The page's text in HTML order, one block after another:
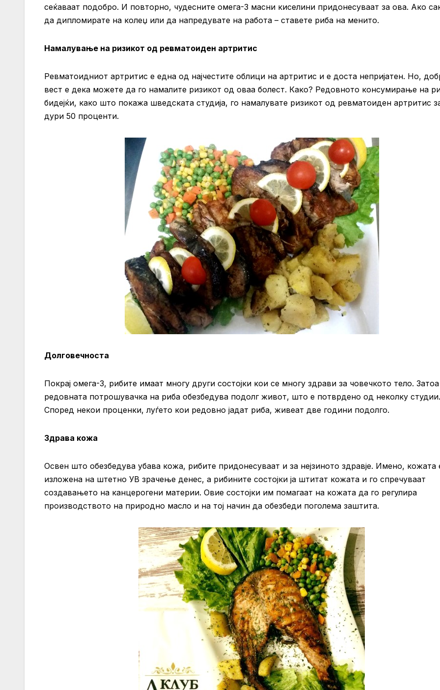
сеќаваат подобро. И повторно, чудесните омега-3 масни киселини придонесуваат за ова. Ако
да дипломирате на колеџ или да напредувате на работа – ставете риба на менито.
Намалување на ризикот од ревматоиден артритис
Ревматоидниот артритис е една од најчестите облици на артритис и е доста непријатен. Но,
вест е дека можете да го намалите ризикот од оваа болест. Како? Редовното консумирање на
бидејќи, како што покажа шведската студија, го намалувате ризикот од ревматоиден артритис
дури 50 проценти.
Долговечноста
Покрај омега-3, рибите имаат многу други состојки кои се многу здрави за човечкото тело. Затоа
редовната потрошувачка на риба обезбедува подолг живот, што е потврдено од неколку студии.
Според некои проценки, луѓето кои редовно јадат риба, живеат две години подолго.
Здрава кожа
Освен што обезбедува убава кожа, рибите придонесуваат и за нејзиното здравје. Имено, кожата
изложена на штетно УВ зрачење денес, а рибините состојки ја штитат кожата и го спречуваат
создавањето на канцерогени материи. Овие состојки им помагаат на кожата да го регулира
производството на природно масло и на тој начин да обезбеди поголема заштита.